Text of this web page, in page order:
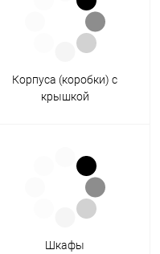
Корпуса (коробки) с
крышкой
Шкафы